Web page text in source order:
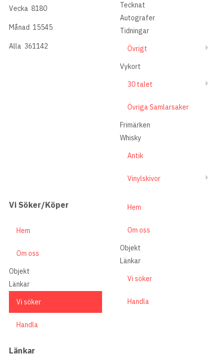
Vecka 8180
Månad 15545
Alla 361142
Tecknat
Autografer
Tidningar
Övrigt
Vykort
30 talet
Övriga Samlarsaker
Frimärken
Whisky
Antik
Vinylskivor
Vi Söker/Köper
Hem
Om oss
Objekt
Länkar
Vi söker
Handla
Hem
Om oss
Objekt
Länkar
Vi söker
Handla
Länkar